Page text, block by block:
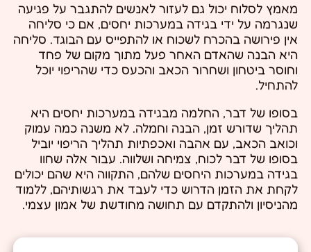
מאמץ לסלוח יכול גם לעזור לאנשים להתגבר על פגיעה
שנגרמה על ידי בגידה במערכות יחסים, אם כי סליחה
אין פירושה בהכרח לשכוח או להתפייס עם הבוגד. סליחה
היא הבנה שהאדם האחר פעל מתוך מקום של פחד
וחוסר ביטחון ושחרור הכאב והכעס כדי שהריפוי יוכל
להתחיל.
בסופו של דבר, החלמה מבגידה במערכות יחסים היא
תהליך שדורש זמן, הבנה וחמלה. לא משנה כמה עמוק
וכואב הכאב, עם אהבה ואכפתיות תהליך הריפוי יוביל
בסופו של דבר לכוח, צמיחה ושלווה. עבור אלה שחוו
בגידה במערכות היחסים שלהם, התקווה היא שהם יכולים
לקחת את הזמן הדרוש כדי לעבד את רגשותיהם, ללמוד
מהניסיון ולהתקדם עם תחושה מחודשת של אמון עצמי.